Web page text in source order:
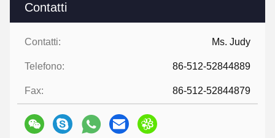
Contatti
Contatti: Ms. Judy
Telefono: 86-512-52844889
Fax: 86-512-52844879